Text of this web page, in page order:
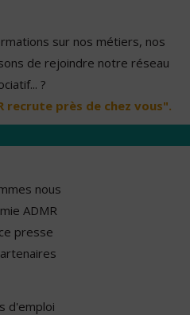
sur nos métiers, nos
de rejoindre notre réseau
?
recrute près de chez vous".
nous
ADMR
presse
d'emploi